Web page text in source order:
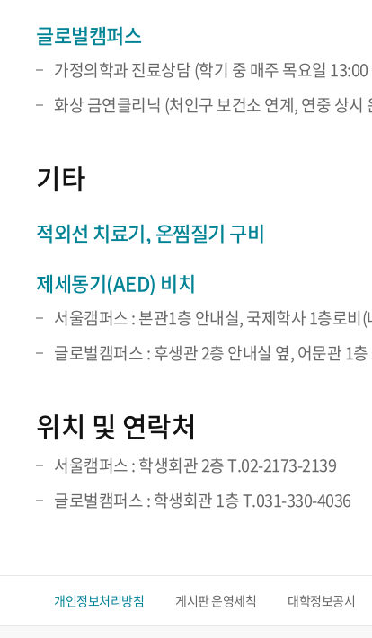
글로벌캠퍼스
가정의학과 진료상담 (학기 중 매주 목요일
화상 금연클리닉 (처인구 보건소 연계, 연중 상시
기타
적외선 치료기, 온찜질기 구비
제세동기(AED) 비치
서울캠퍼스 : 본관1층 안내실, 국제학사 1층로
글로벌캠퍼스 : 후생관 2층 안내실 옆, 어문관 1
위치 및 연락처
서울캠퍼스 : 학생회관 2층 T.02-2173-2139
글로벌캠퍼스 : 학생회관 1층 T.031-330-4036
개인정보처리방침 게시판 운영세칙 대학정보공시